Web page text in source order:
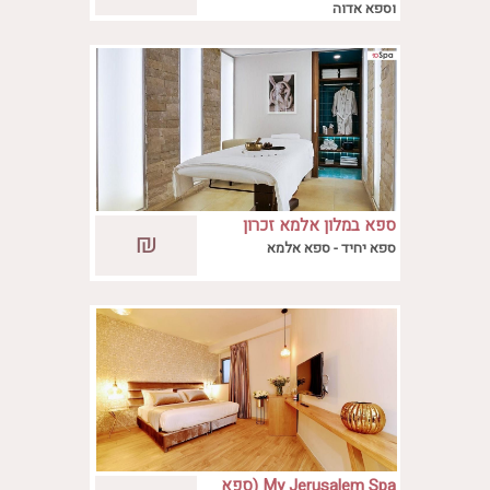
וספא אדוה
מתחם הספא באלמא הנו גדול, יוקרתי ומפואר,
הפועל בסטנדרטים הגבוהים ביותר של שירות
₪
ספא במלון אלמא זכרון
יעקב
ספא יחיד - ספא אלמא